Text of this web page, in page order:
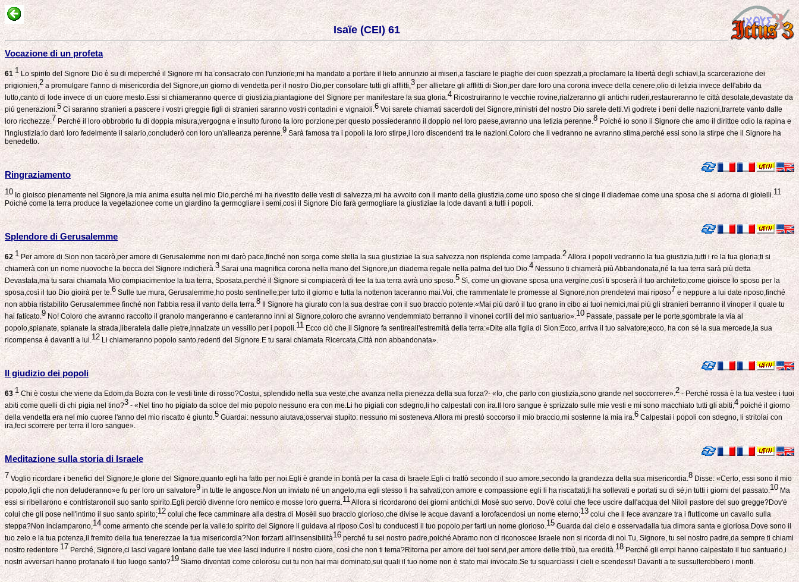
Isaïe (CEI) 61
Vocazione di un profeta
61 1 Lo spirito del Signore Dio è su di meperché il Signore mi ha consacrato con l'unzione;mi ha mandato a portare il lieto annunzio ai miseri,a fasciare le piaghe dei cuori spezzati,a proclamare la libertà degli schiavi,la scarcerazione dei
prigionieri,2 a promulgare l'anno di misericordia del Signore,un giorno di vendetta per il nostro Dio,per consolare tutti gli afflitti,3per allietare gli afflitti di Sion,per dare loro una corona invece della cenere,olio di letizia invece dell'abito da
lutto,canto di lode invece di un cuore mesto.Essi si chiameranno querce di giustizia,piantagione del Signore per manifestare la sua gloria.4 Ricostruiranno le vecchie rovine,rialzeranno gli antichi ruderi,restaureranno le città desolate,devastate da
più generazioni.5Ci saranno stranieri a pascere i vostri greggie figli di stranieri saranno vostri contadini e vignaioli.6Voi sarete chiamati sacerdoti del Signore,ministri del nostro Dio sarete detti.Vi godrete i beni delle nazioni,trarrete vanto dalle
loro ricchezze.7Perché il loro obbrobrio fu di doppia misura,vergogna e insulto furono la loro porzione;per questo possiederanno il doppio nel loro paese,avranno una letizia perenne.8Poiché io sono il Signore che amo il dirittoe odio la rapina e
l'ingiustizia:io darò loro fedelmente il salario,concluderò con loro un'alleanza perenne.9 Sarà famosa tra i popoli la loro stirpe,i loro discendenti tra le nazioni.Coloro che li vedranno ne avranno stima,perché essi sono la stirpe che il Signore ha
benedetto.
Ringraziamento
10 Io gioisco pienamente nel Signore,la mia anima esulta nel mio Dio,perché mi ha rivestito delle vesti di salvezza,mi ha avvolto con il manto della giustizia,come uno sposo che si cinge il diademae come una sposa che si adorna di gioielli. 11
Poiché come la terra produce la vegetazionee come un giardino fa germogliare i semi,così il Signore Dio farà germogliare la giustiziae la lode davanti a tutti i popoli.
Splendore di Gerusalemme
62 1Per amore di Sion non tacerò,per amore di Gerusalemme non mi darò pace,finché non sorga come stella la sua giustiziae la sua salvezza non risplenda come lampada.2Allora i popoli vedranno la tua giustizia,tutti i re la tua gloria;ti si
chiamerà con un nome nuovoche la bocca del Signore indicherà.3Sarai una magnifica corona nella mano del Signore,un diadema regale nella palma del tuo Dio.4Nessuno ti chiamerà più Abbandonata,né la tua terra sarà più detta
Devastata,ma tu sarai chiamata Mio compiacimentoe la tua terra, Sposata,perché il Signore si compiacerà di tee la tua terra avrà uno sposo. 5Sì, come un giovane sposa una vergine,così ti sposerà il tuo architetto;come gioisce lo sposo per la
sposa,così il tuo Dio gioirà per te. 6 Sulle tue mura, Gerusalemme,ho posto sentinelle;per tutto il giorno e tutta la nottenon taceranno mai.Voi, che rammentate le promesse al Signore,non prendetevi mai riposo7e neppure a lui date riposo,finché
non abbia ristabilito Gerusalemmee finché non l'abbia resa il vanto della terra. 8Il Signore ha giurato con la sua destrae con il suo braccio potente:«Mai più darò il tuo grano in cibo ai tuoi nemici,mai più gli stranieri berranno il vinoper il quale tu
hai faticato.9No! Coloro che avranno raccolto il granolo mangeranno e canteranno inni al Signore,coloro che avranno vendemmiato berranno il vinonei cortili del mio santuario».10Passate, passate per le porte,sgombrate la via al
popolo,spianate, spianate la strada,liberatela dalle pietre,innalzate un vessillo per i popoli. 11 Ecco ciò che il Signore fa sentireall'estremità della terra:«Dite alla figlia di Sion:Ecco, arriva il tuo salvatore;ecco, ha con sé la sua mercede,la sua
ricompensa è davanti a lui. 12 Li chiameranno popolo santo,redenti del Signore.E tu sarai chiamata Ricercata,Città non abbandonata».
Il giudizio dei popoli
63 1 Chi è costui che viene da Edom,da Bozra con le vesti tinte di rosso?Costui, splendido nella sua veste,che avanza nella pienezza della sua forza?- «Io, che parlo con giustizia,sono grande nel soccorrere».2- Perché rossa è la tua vestee i tuoi
abiti come quelli di chi pigia nel tino?3 - «Nel tino ho pigiato da soloe del mio popolo nessuno era con me.Li ho pigiati con sdegno,li ho calpestati con ira.Il loro sangue è sprizzato sulle mie vesti e mi sono macchiato tutti gli abiti,4 poiché il giorno
della vendetta era nel mio cuoree l'anno del mio riscatto è giunto. 5 Guardai: nessuno aiutava;osservai stupito: nessuno mi sosteneva.Allora mi prestò soccorso il mio braccio,mi sostenne la mia ira.6 Calpestai i popoli con sdegno, li stritolai con
ira,feci scorrere per terra il loro sangue».
Meditazione sulla storia di Israele
7 Voglio ricordare i benefici del Signore,le glorie del Signore,quanto egli ha fatto per noi.Egli è grande in bontà per la casa di Israele.Egli ci trattò secondo il suo amore,secondo la grandezza della sua misericordia.8 Disse: «Certo, essi sono il mio
popolo,figli che non deluderanno»e fu per loro un salvatore9 in tutte le angosce.Non un inviato né un angelo,ma egli stesso li ha salvati;con amore e compassione egli li ha riscattati;li ha sollevati e portati su di sé,in tutti i giorni del passato.10Ma
essi si ribellarono e contristaronoil suo santo spirito.Egli perciò divenne loro nemico e mosse loro guerra.11Allora si ricordarono dei giorni antichi,di Mosè suo servo. Dov'è colui che fece uscire dall'acqua del Niloil pastore del suo gregge?Dov'è
colui che gli pose nell'intimo il suo santo spirito;12colui che fece camminare alla destra di Mosèil suo braccio glorioso,che divise le acque davanti a lorofacendosi un nome eterno;13 colui che li fece avanzare tra i flutticome un cavallo sulla
steppa?Non inciamparono,14come armento che scende per la valle:lo spirito del Signore li guidava al riposo.Così tu conducesti il tuo popolo,per farti un nome glorioso.15Guarda dal cielo e osservadalla tua dimora santa e gloriosa.Dove sono il
tuo zelo e la tua potenza,il fremito della tua tenerezzae la tua misericordia?Non forzarti all'insensibilità16perché tu sei nostro padre,poiché Abramo non ci riconoscee Israele non si ricorda di noi.Tu, Signore, tu sei nostro padre,da sempre ti chiami
nostro redentore.17 Perché, Signore,ci lasci vagare lontano dalle tue viee lasci indurire il nostro cuore, così che non ti tema?Ritorna per amore dei tuoi servi,per amore delle tribù, tua eredità.18Perché gli empi hanno calpestato il tuo santuario,i
nostri avversari hanno profanato il tuo luogo santo?19Siamo diventati come colorosu cui tu non hai mai dominato,sui quali il tuo nome non è stato mai invocato.Se tu squarciassi i cieli e scendessi! Davanti a te sussulterebbero i monti.